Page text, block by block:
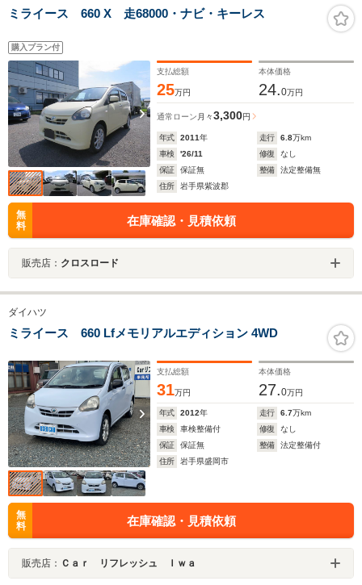
ミライース 660 X 走68000・ナビ・キーレス
購入プラン付
支払総額
25万円
本体価格
24.0万円
通常ローン 月々3,300円
年式 2011年 走行 6.8万km
車検
'26/11 修復
なし
保証
保証無 整備
法定整備無
住所
岩手県紫波郡
無
料
在庫確認・見積依頼
販売店： クロスロード
ダイハツ
ミライース 660 Lfメモリアルエディション 4WD
支払総額
31万円
本体価格
27.0万円
年式 2012年 走行 6.7万km
車検
車検整備付 修復
なし
保証
保証無 整備
法定整備付
住所
岩手県盛岡市
無
料
在庫確認・見積依頼
販売店： Ｃａｒ リフレッシュ Ｉｗａ